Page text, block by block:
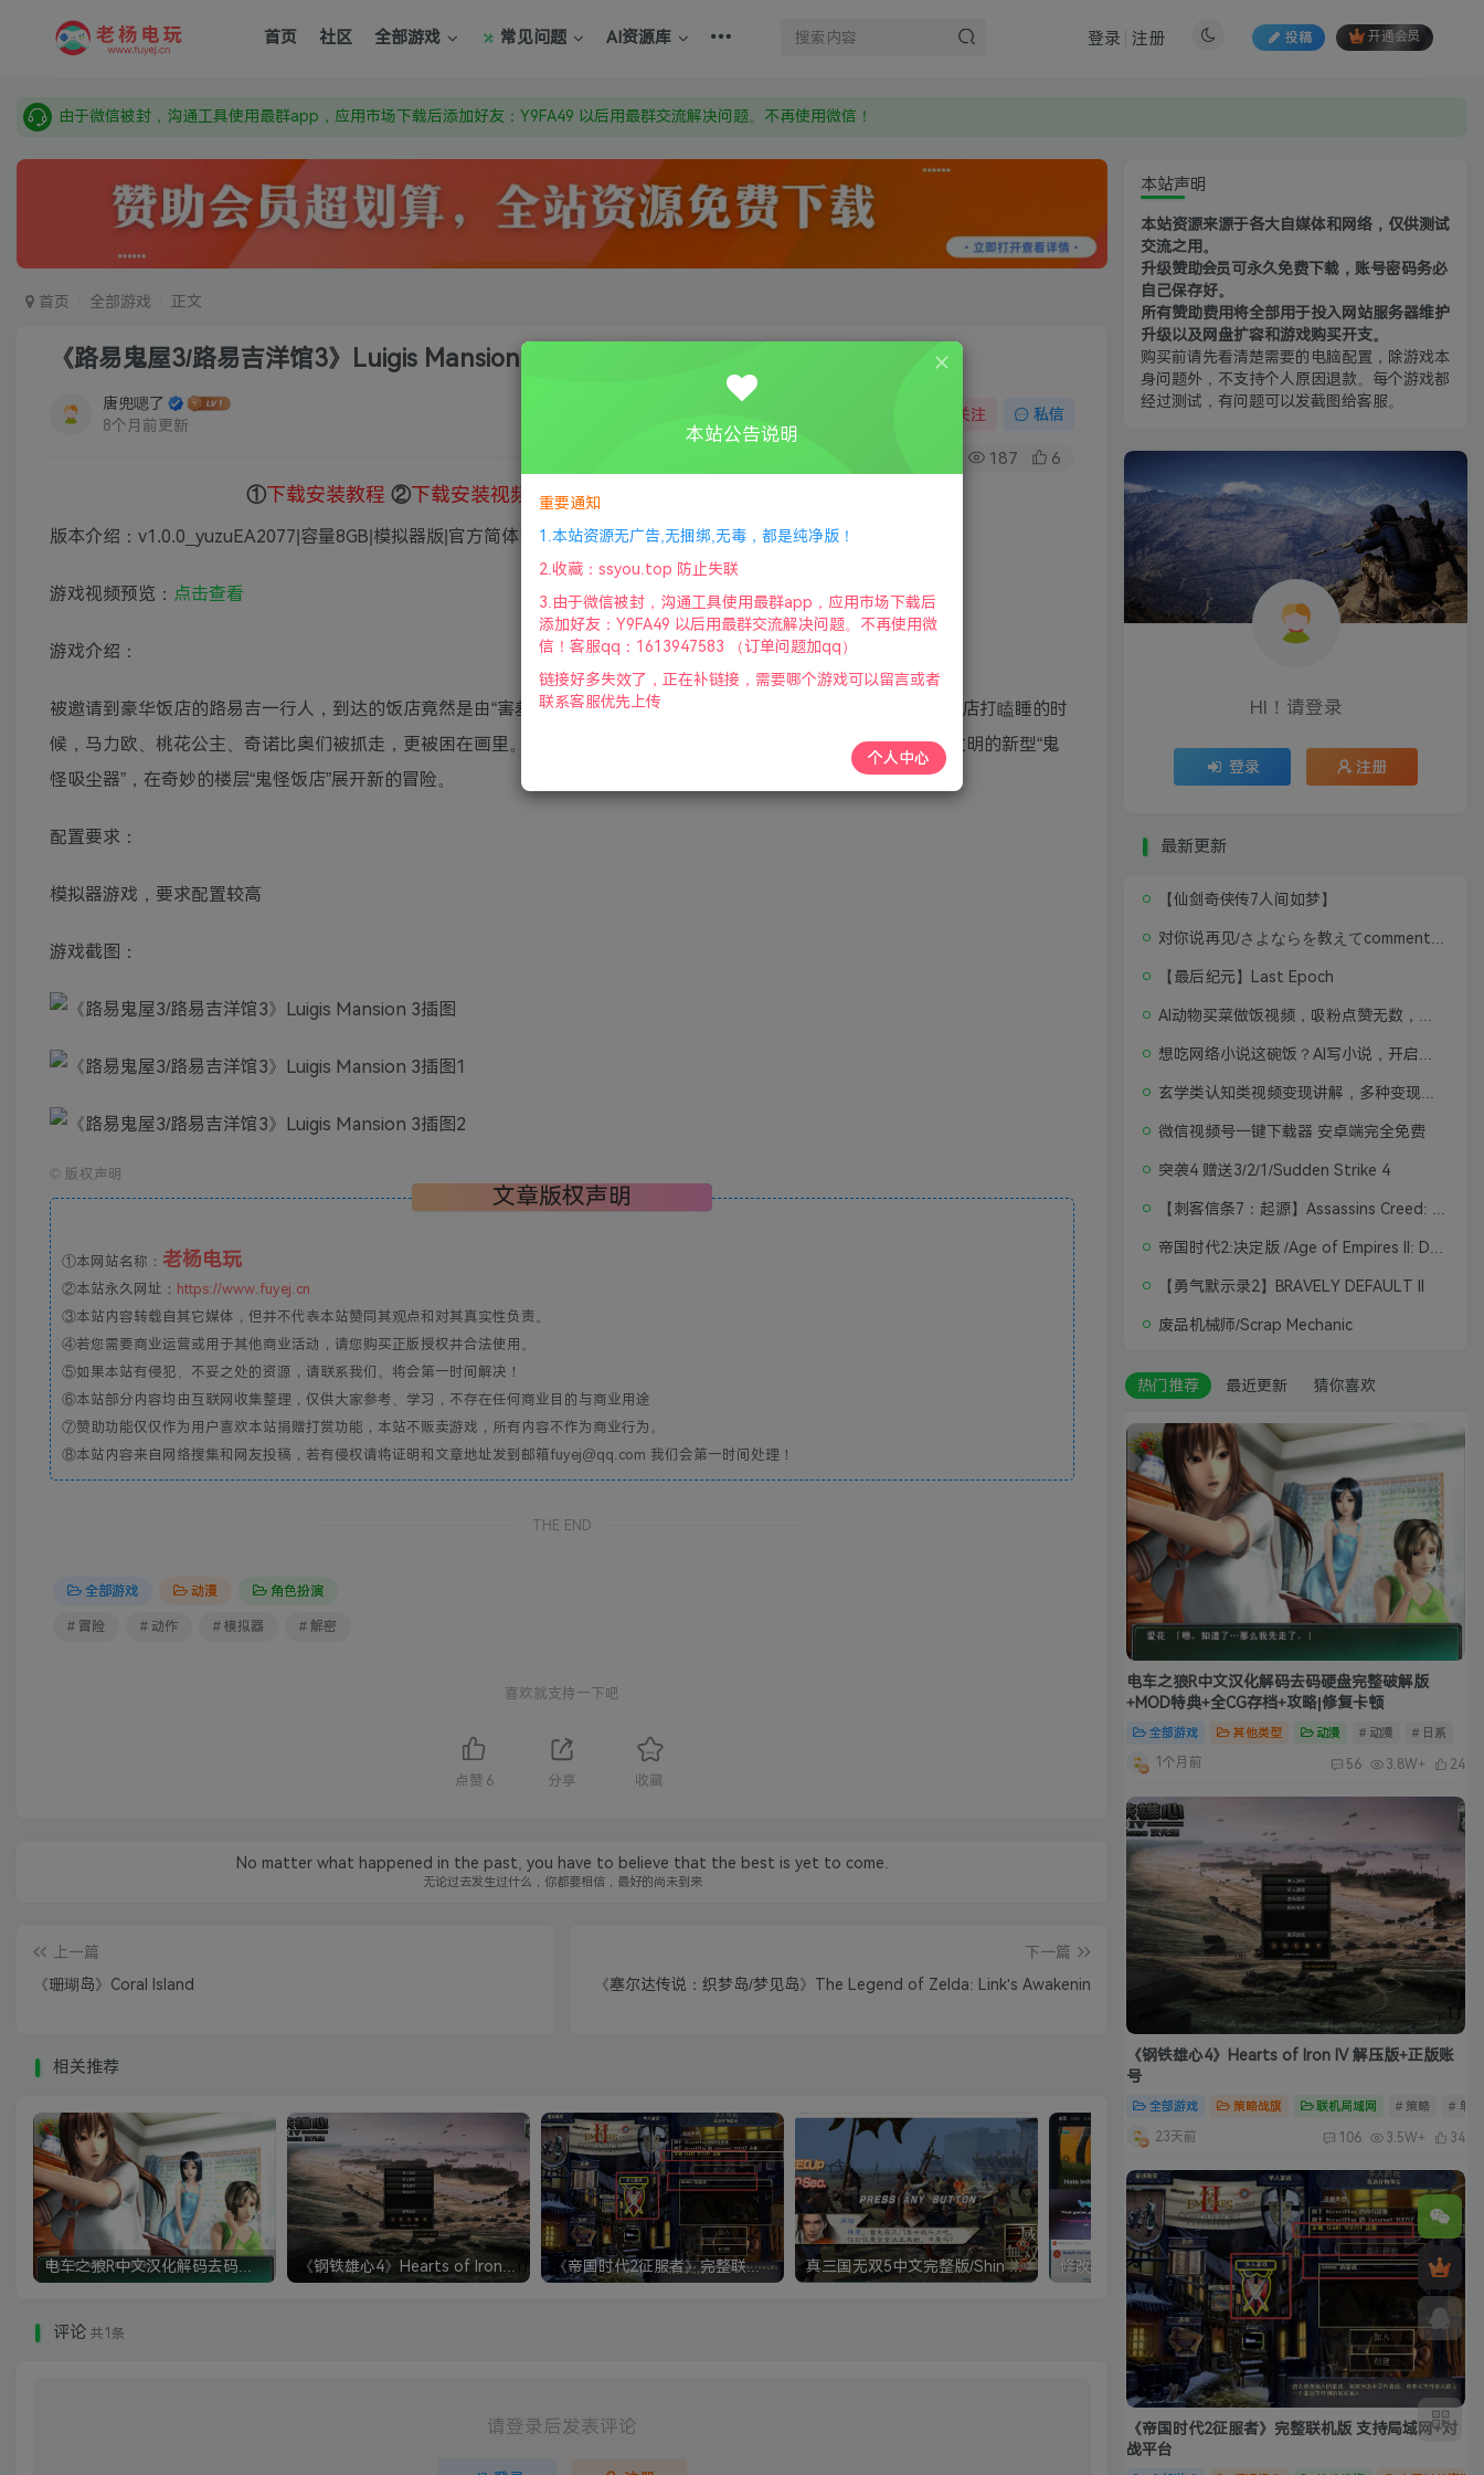
首页 社区 全部游戏 常见问题 AI资源库 投稿 开通会员
登录 注册
需要什么游戏请联系客服，若链接失效请联系客服，百度网盘边上的激活码也是解压密码
由于微信被封，沟通工具使用最群app，应用市场下载后添加好友：Y9FA49 以后用最群交流解决问题。不再使用微信！
首页 全部游戏 正文
《路易鬼屋3/路易吉洋馆3》Luigis Mansion 3
唐兜嗯了
8个月前更新
关注 私信
187 6
①下载安装教程 ②下载安装视频教程 ③
版本介绍：v1.0.0_yuzuEA2077|容量8GB|模拟器版|官方简体中文|支持键盘.鼠标.手柄|2022年01月25号更新
游戏视频预览： 点击查看
游戏介绍：
被邀请到豪华饭店的路易吉一行人，到达的饭店竟然是由“害羞幽灵王”的超级粉丝老板开的一个陷阱！就当路易吉在酒店打瞌睡的时
候，马力欧、桃花公主、奇诺比奥们被抓走，更被困在画里。为了拯救同伴，有点胆小的路易吉拿起“哎哟·喂博士”所发明的新型“鬼
怪吸尘器”，在奇妙的楼层“鬼怪饭店”展开新的冒险。
配置要求：
模拟器游戏，要求配置较高
游戏截图：
© 版权声明
文章版权声明
①本网站名称： 老杨电玩
②本站永久网址： https://www.fuyej.cn
③本站内容转载自其它媒体，但并不代表本站赞同其观点和对其真实性负责。
④若您需要商业运营或用于其他商业活动，请您购买正版授权并合法使用。
⑤如果本站有侵犯、不妥之处的资源，请联系我们。将会第一时间解决！
⑥本站部分内容均由互联网收集整理，仅供大家参考、学习，不存在任何商业目的与商业用途
⑦赞助功能仅仅作为用户喜欢本站捐赠打赏功能，本站不贩卖游戏，所有内容不作为商业行为。
⑧本站内容来自网络搜集和网友投稿，若有侵权请将证明和文章地址发到邮箱fuyej@qq.com 我们会第一时间处理！
THE END
全部游戏 动漫 角色扮演
# 冒险 # 动作 # 模拟器 # 解密
喜欢就支持一下吧
点赞 6 分享 收藏
No matter what happened in the past, you have to believe that the best is yet to come.
无论过去发生过什么，你都要相信，最好的尚未到来
上一篇
《珊瑚岛》Coral Island
下一篇
《塞尔达传说：织梦岛/梦见岛》The Legend of Zelda: Link's Awakenin
相关推荐
《帝国时代2征服者》完整联机版 支持局域网+对战平台 真三国无双5中文完整版/Shin Sangokumusou5 修改器：Wemod（Wand）高级会员版 2026最新破解版 附带解决无法安装问题
评论 共1条
请登录后发表评论
本站声明
本站资源来源于各大自媒体和网络，仅供测试
交流之用。
升级赞助会员可永久免费下载，账号密码务必
自己保存好。
所有赞助费用将全部用于投入网站服务器维护
升级以及网盘扩容和游戏购买开支。
购买前请先看清楚需要的电脑配置，除游戏本
身问题外，不支持个人原因退款。每个游戏都
经过测试，有问题可以发截图给客服。
HI！请登录
登录 注册
最新更新
【仙剑奇侠传7人间如梦】
【最后纪元】Last Epoch
微信视频号一键下载器 安卓端完全免费
突袭4 赠送3/2/1/Sudden Strike 4
【勇气默示录2】BRAVELY DEFAULT II
废品机械师/Scrap Mechanic
热门推荐 最近更新 猜你喜欢
电车之狼R中文汉化解码去码硬盘完整破解版
+MOD特典+全CG存档+攻略|修复卡顿
全部游戏 其他类型 动漫 # 动漫 # 日系
1个月前 56 3.8W+ 24
《钢铁雄心4》Hearts of Iron IV 解压版+正版账
号
全部游戏 策略战旗 联机局域网 # 策略 # 单
23天前 106 3.5W+ 34
《帝国时代2征服者》完整联机版 支持局域网+对
战平台
本站公告说明
重要通知
1.本站资源无广告,无捆绑,无毒，都是纯净版！
2.收藏：ssyou.top 防止失联
3.由于微信被封，沟通工具使用最群app，应用市场下载后
添加好友：Y9FA49 以后用最群交流解决问题。不再使用微
信！客服qq：1613947583 （订单问题加qq）
链接好多失效了，正在补链接，需要哪个游戏可以留言或者
联系客服优先上传
个人中心